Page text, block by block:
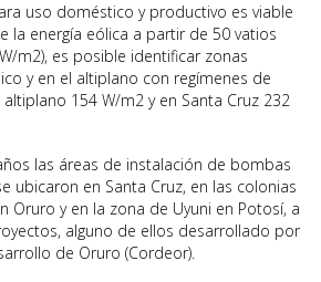
uso doméstico y productivo es viable
la energía eólica a partir de 50 vatios
m2), es posible identificar zonas
y en el altiplano con regímenes de
154 W/m2 y en Santa Cruz 232
las áreas de instalación de bombas
ubicaron en Santa Cruz, en las colonias
Oruro y en la zona de Uyuni en Potosí, a
alguno de ellos desarrollado por
de Oruro (Cordeor).